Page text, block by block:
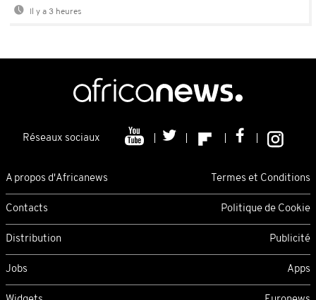
Il y a 3 heures
Réseaux sociaux
A propos d'Africanews Termes et Conditions
Contacts Politique de Cookie
Distribution Publicité
Jobs Apps